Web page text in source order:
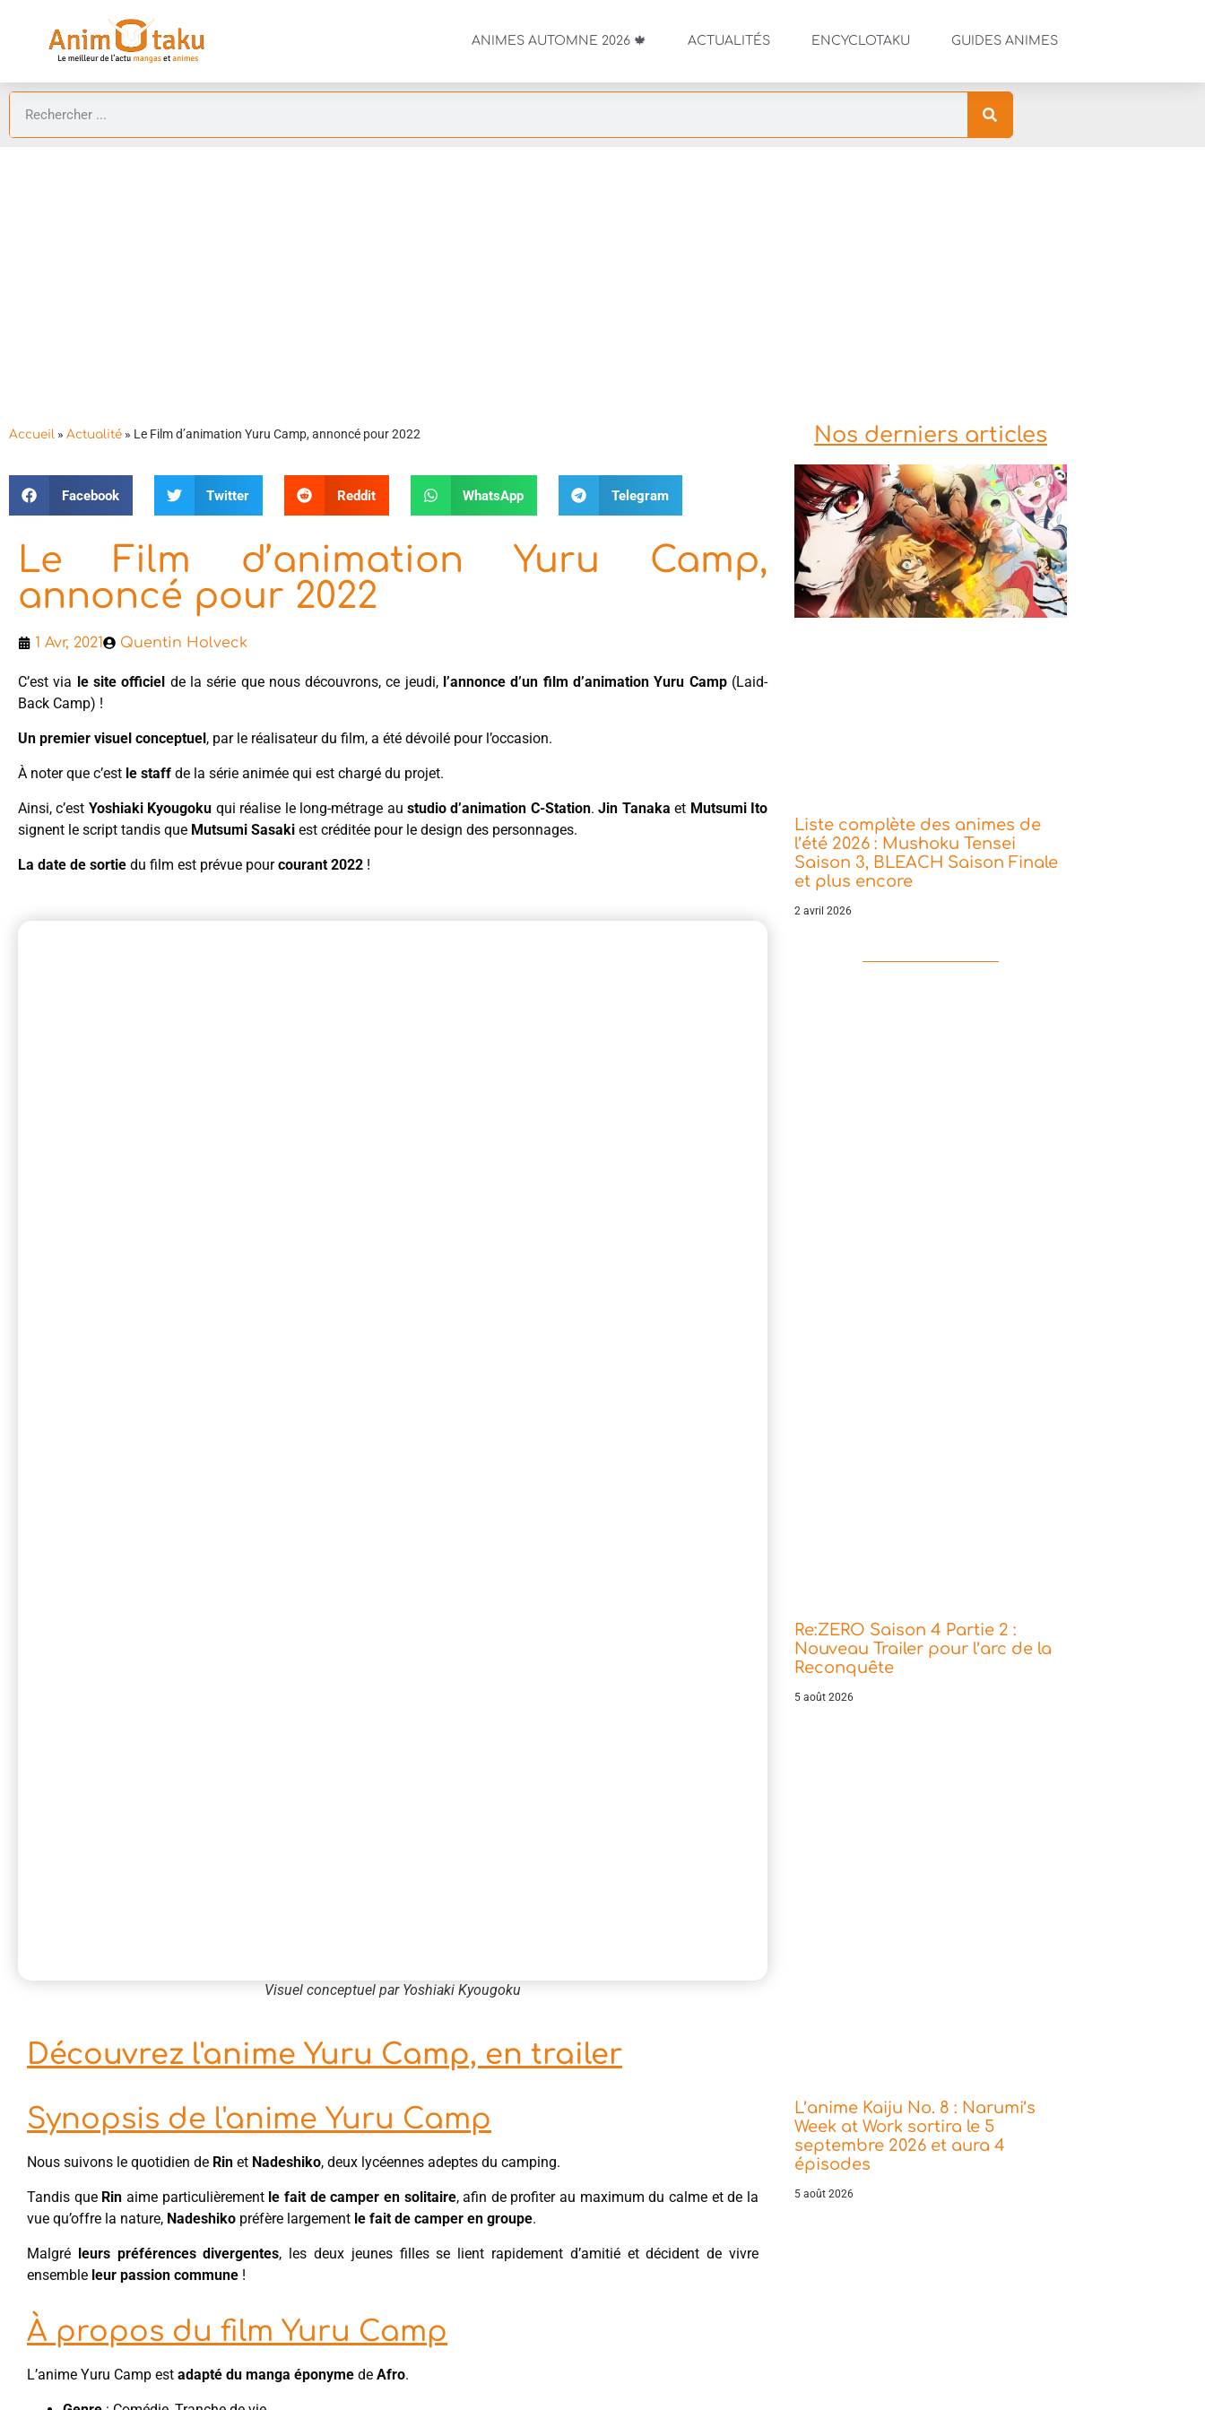
ANIMES AUTOMNE 2026 🍁 ACTUALITÉS ENCYCLOTAKU GUIDES ANIMES
Accueil » Actualité » Le Film d’animation Yuru Camp, annoncé pour 2022
Facebook Twitter Reddit WhatsApp Telegram
Le Film d’animation Yuru Camp,
annoncé pour 2022
1 Avr, 2021 Quentin Holveck
C’est via le site officiel de la série que nous découvrons, ce jeudi, l’annonce d’un film d’animation Yuru Camp(Laid-
Back Camp) !
Un premier visuel conceptuel, par le réalisateur du film, a été dévoilé pour l’occasion.
À noter que c’est le staff de la série animée qui est chargé du projet.
Ainsi, c’est Yoshiaki Kyougoku qui réalise le long-métrage au studio d’animation C-Station.Jin Tanaka et Mutsumi Ito
signent le script tandis que Mutsumi Sasaki est créditée pour le design des personnages.
La date de sortie du film est prévue pourcourant 2022 !
Visuel conceptuel par Yoshiaki Kyougoku
Découvrez l'anime Yuru Camp, en trailer
Synopsis de l'anime Yuru Camp
Nous suivons le quotidien de Rin et Nadeshiko, deux lycéennes adeptes du camping.
Tandis que Rin aime particulièrement le fait de camper en solitaire, afin de profiter au maximum du calme et de la
vue qu’offre la nature, Nadeshiko préfère largement le fait de camper en groupe.
Malgré leurs préférences divergentes, les deux jeunes filles se lient rapidement d’amitié et décident de vivre
ensemble leur passion commune !
À propos du film Yuru Camp
L’anime Yuru Camp est adapté du manga éponyme de Afro.
Nos derniers articles
Liste complète des animes de
l’été 2026 : Mushoku Tensei
Saison 3, BLEACH Saison Finale
et plus encore
2 avril 2026
Re:ZERO Saison 4 Partie 2 :
Nouveau Trailer pour l’arc de la
Reconquête
5 août 2026
L’anime Kaiju No. 8 : Narumi’s
Week at Work sortira le 5
septembre 2026 et aura 4
épisodes
5 août 2026